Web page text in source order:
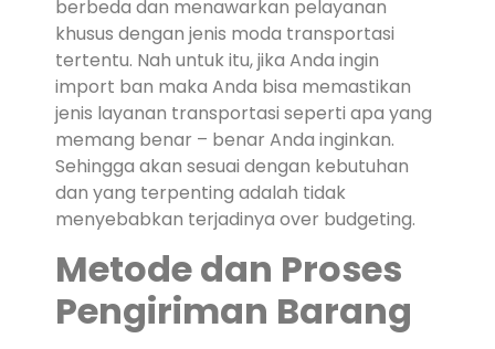
berbeda dan menawarkan pelayanan
khusus dengan jenis moda transportasi
tertentu. Nah untuk itu, jika Anda ingin
import ban maka Anda bisa memastikan
jenis layanan transportasi seperti apa yang
memang benar – benar Anda inginkan.
Sehingga akan sesuai dengan kebutuhan
dan yang terpenting adalah tidak
menyebabkan terjadinya over budgeting.
Metode dan Proses
Pengiriman Barang